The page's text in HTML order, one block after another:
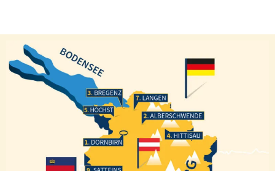
Dornbirn
Bregenz
Langen
Alberschwende
Höchst